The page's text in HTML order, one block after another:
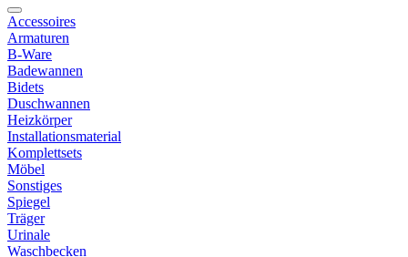
Accessoires
Armaturen
B-Ware
Badewannen
Bidets
Duschwannen
Heizkörper
Installationsmaterial
Komplettsets
Möbel
Sonstiges
Spiegel
Träger
Urinale
Waschbecken